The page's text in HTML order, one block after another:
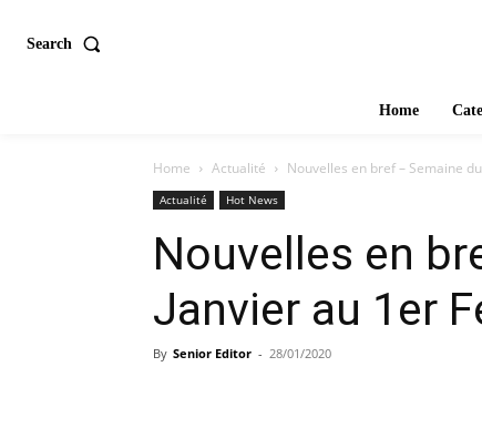
Search
Home
Home Actualité Nouvelles en bref – Semaine
Actualité Hot News
Nouvelles en
Janvier au 1er
By Senior Editor - 28/01/2020